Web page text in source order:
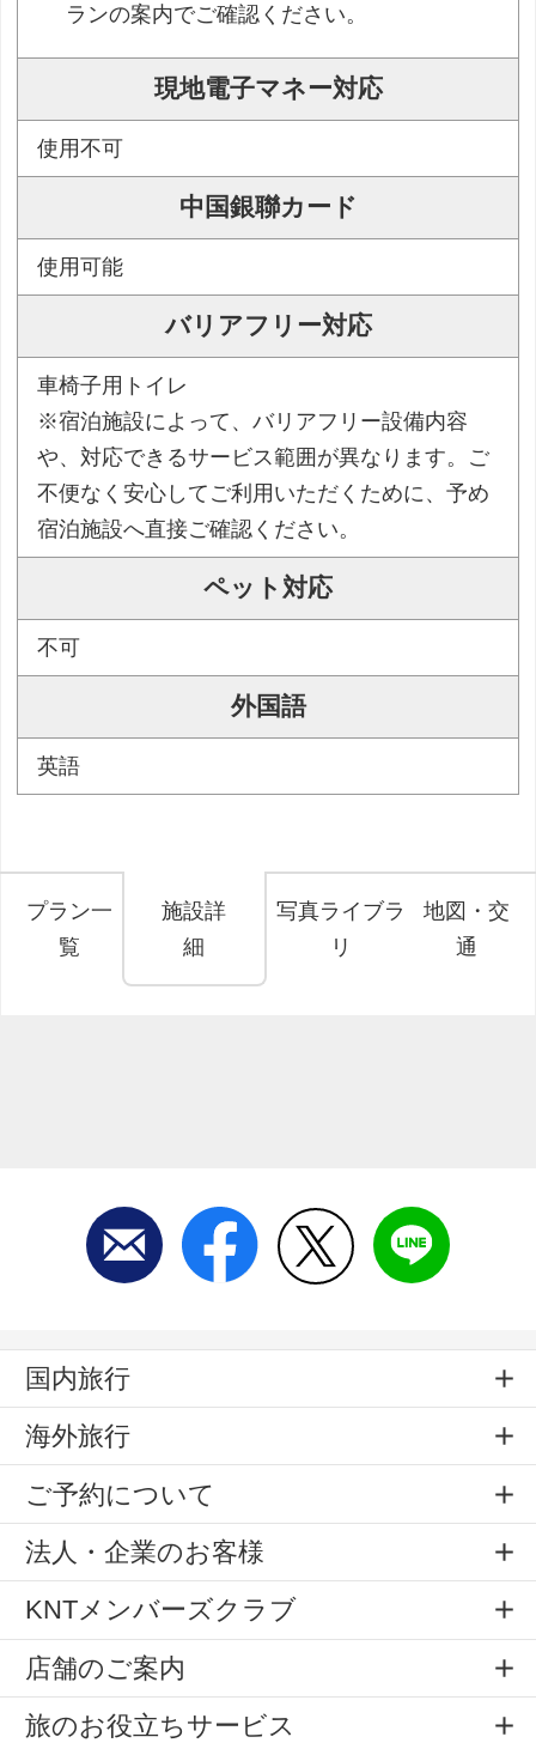
ランの案内でご確認ください。
現地電子マネー対応
使用不可
中国銀聯カード
使用可能
バリアフリー対応
車椅子用トイレ
※宿泊施設によって、バリアフリー設備内容
や、対応できるサービス範囲が異なります。ご
不便なく安心してご利用いただくために、予め
宿泊施設へ直接ご確認ください。
ペット対応
不可
外国語
英語
プラン一
覧
施設詳
細
写真ライブラ
リ
地図・交
通
国内旅行
海外旅行
ご予約について
法人・企業のお客様
KNTメンバーズクラブ
店舗のご案内
旅のお役立ちサービス